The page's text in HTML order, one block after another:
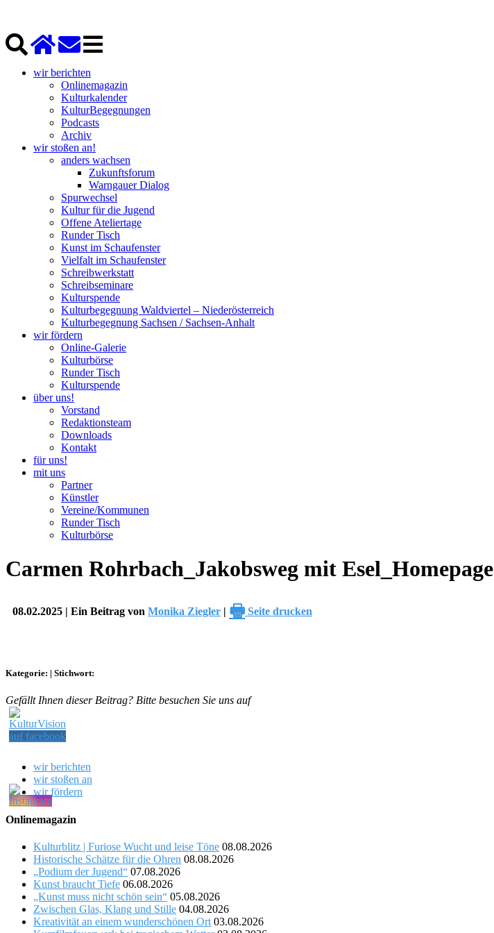
wir berichten
Onlinemagazin
Kulturkalender
KulturBegegnungen
Podcasts
Archiv
wir stoßen an!
anders wachsen
Zukunftsforum
Warngauer Dialog
Spurwechsel
Kultur für die Jugend
Offene Ateliertage
Runder Tisch
Kunst im Schaufenster
Vielfalt im Schaufenster
Schreibwerkstatt
Schreibseminare
Kulturspende
Kulturbegegnung Waldviertel – Niederösterreich
Kulturbegegnung Sachsen / Sachsen-Anhalt
wir fördern
Online-Galerie
Kulturbörse
Runder Tisch
Kulturspende
über uns!
Vorstand
Redaktionsteam
Downloads
Kontakt
für uns!
mit uns
Partner
Künstler
Vereine/Kommunen
Runder Tisch
Kulturbörse
Carmen Rohrbach_Jakobsweg mit Esel_Homepage
08.02.2025 | Ein Beitrag von Monika Ziegler | 🖶 Seite drucken
Kategorie: | Stichwort:
Gefällt Ihnen dieser Beitrag? Bitte besuchen Sie uns auf
wir berichten
wir stoßen an
wir fördern
Onlinemagazin
Kulturblitz | Furiose Wucht und leise Töne 08.08.2026
Historische Schätze für die Ohren 08.08.2026
„Podium der Jugend“ 07.08.2026
Kunst braucht Tiefe 06.08.2026
„Kunst muss nicht schön sein“ 05.08.2026
Zwischen Glas, Klang und Stille 04.08.2026
Kreativität an einem wunderschönen Ort 03.08.2026